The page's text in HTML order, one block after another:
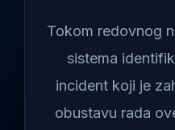
Tokom redovnog
sistema
incident koji je
obustavu rada